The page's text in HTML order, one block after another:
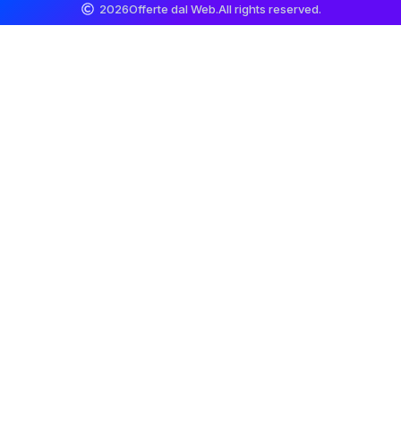
2026Offerte dal Web.All rights reserved.